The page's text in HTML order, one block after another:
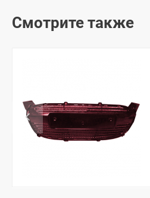
Смотрите также